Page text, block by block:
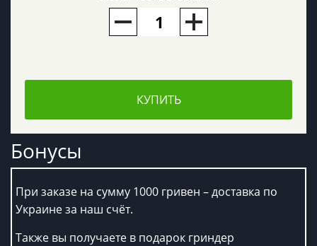
КУПИТЬ
Бонусы
При заказе на сумму 1000 гривен – доставка по
Украине за наш счёт.
Также вы получаете в подарок гриндер